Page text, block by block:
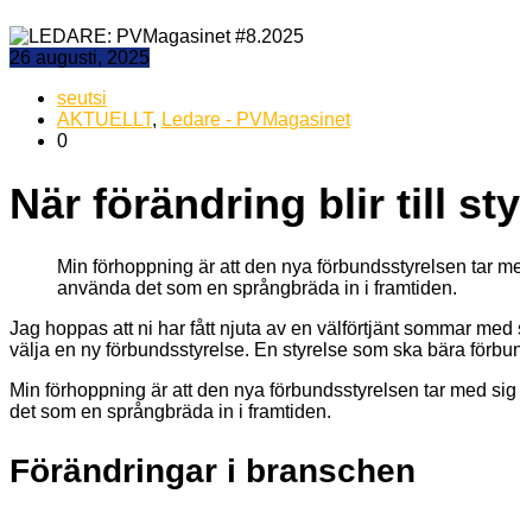
26 augusti, 2025
seutsi
AKTUELLT, Ledare - PVMagasinet
0
När förändring blir till
Min förhoppning är att den nya förbundsstyrelsen tar
använda det som en språngbräda in i framtiden.
Jag hoppas att ni har fått njuta av en välförtjänt sommar
välja en ny förbundsstyrelse. En styrelse som ska bära
Min förhoppning är att den nya förbundsstyrelsen tar med
det som en språngbräda in i framtiden.
Förändringar i branschen